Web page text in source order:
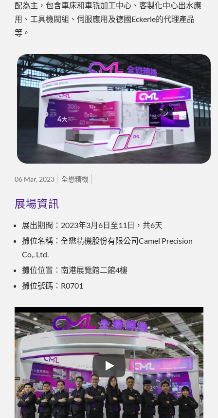
配為主，包含車床和車铣加工中心、客製化中心出水應
用、工具機閥組、伺服應用及德國Eckerle的代理產品
等。
06 Mar, 2023 全懋精機
展場資訊
展出期間：2023年3月6日至11日，共6天
攤位名稱：全懋精機股份有限公司Camel Precision
Co,. Ltd.
攤位位置：南港展覽館二館4樓
攤位號碼：R0701
2023 TIMTOS 台北國際工具機